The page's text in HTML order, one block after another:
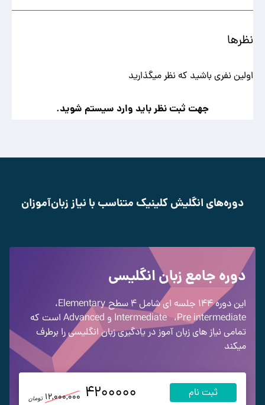
نظرها
اولین نفری باشید که نظر میگذارید
جهت ثبت نظر باید وارد سیستم شوید.
دوره‌های انگلیش کلینیک متناسب با نیاز زبان‌آموزان
دوره جامع زبان انگلیسی
این دوره 144 جلسه ای شامل 4 سطح Elementary،
Pre intermediate، Intermediate و Advanced
است که
تمامی نیاز های زبان آموز در یادگیری زبان انگلیسی را برطرف
میکند
ثبت نام 4200000
12,000,000 تومان